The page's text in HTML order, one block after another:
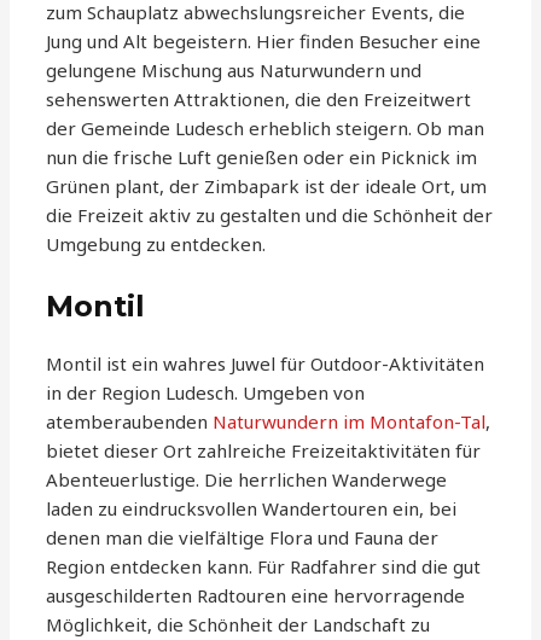
zum Schauplatz abwechslungsreicher Events, die
Jung und Alt begeistern. Hier finden Besucher eine
gelungene Mischung aus Naturwundern und
sehenswerten Attraktionen, die den Freizeitwert
der Gemeinde Ludesch erheblich steigern. Ob man
nun die frische Luft genießen oder ein Picknick im
Grünen plant, der Zimbapark ist der ideale Ort, um
die Freizeit aktiv zu gestalten und die Schönheit der
Umgebung zu entdecken.
Montil
Montil ist ein wahres Juwel für Outdoor-Aktivitäten
in der Region Ludesch. Umgeben von
atemberaubenden Naturwundern im Montafon-Tal,
bietet dieser Ort zahlreiche Freizeitaktivitäten für
Abenteuerlustige. Die herrlichen Wanderwege
laden zu eindrucksvollen Wandertouren ein, bei
denen man die vielfältige Flora und Fauna der
Region entdecken kann. Für Radfahrer sind die gut
ausgeschilderten Radtouren eine hervorragende
Möglichkeit, die Schönheit der Landschaft zu